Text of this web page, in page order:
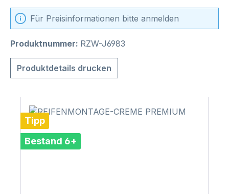
Für Preisinformationen bitte anmelden
Produktnummer: RZW-J6983
Produktdetails drucken
Tipp
Bestand 6+